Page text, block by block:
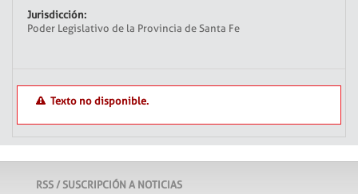
Jurisdicción:
Poder Legislativo de la Provincia de Santa Fe
Texto no disponible.
RSS / SUSCRIPCIÓN A NOTICIAS